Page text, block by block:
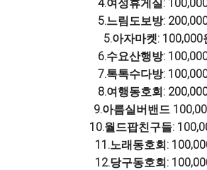
4.여성휴게실:
5.느림도보방:
5.아자마켓: 100,000
6.수요산행방:
7.톡톡수다방:
8.여행동호회:
9.아름실버밴드
10.월드팝친구들:
11.노래동호회:
12.당구동호회: